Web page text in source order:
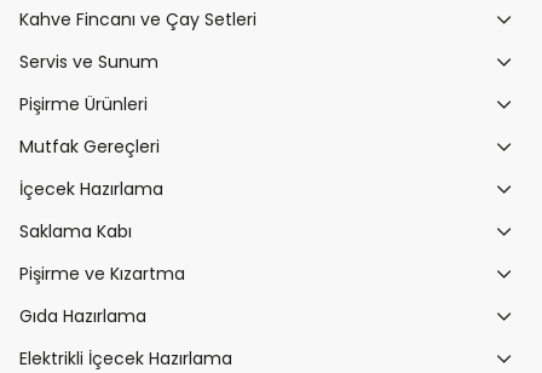
Kahve Fincanı ve Çay Setleri
Servis ve Sunum
Pişirme Ürünleri
Mutfak Gereçleri
İçecek Hazırlama
Saklama Kabı
Pişirme ve Kızartma
Gıda Hazırlama
Elektrikli İçecek Hazırlama